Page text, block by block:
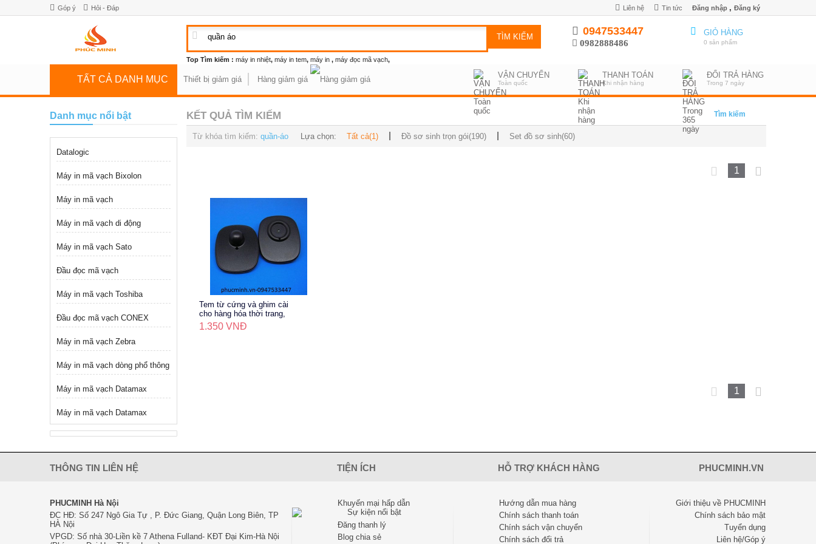
Góp ý Hỏi - Đáp Đăng nhập , Đăng ký
Tin tức
Liên hệ
Top Tìm kiếm : máy in nhiệt, máy in tem, máy in , máy đọc mã vạch,
GIỎ HÀNG
0 sản phẩm
0947533447
0982888486
TẤT CẢ DANH MỤC Thiết bị giảm giá Hàng giảm giá ĐỔI TRẢ HÀNG
Trong 7 ngày
THANH TOÁN
Khi nhận hàng
VẬN CHUYỂN
Toàn quốc
Danh mục nổi bật
Datalogic
Máy in mã vạch Bixolon
Máy in mã vạch
Máy in mã vạch di động
Máy in mã vạch Sato
Đầu đọc mã vạch
Máy in mã vạch Toshiba
Đầu đọc mã vạch CONEX
Máy in mã vạch Zebra
Máy in mã vạch dòng phổ thông
Máy in mã vạch Datamax
Máy in mã vạch Datamax
KẾT QUẢ TÌM KIẾM Tìm kiếm
Từ khóa tìm kiếm: quần-áo Lựa chọn: Tất cả(1) Đồ sơ sinh trọn gói(190) Set đồ sơ sinh(60)
1
Tem từ cứng và ghim cài
cho hàng hóa thời trang,
quần áo
1.350 VNĐ
1
THÔNG TIN LIÊN HỆ TIỆN ÍCH HỖ TRỢ KHÁCH HÀNG PHUCMINH.VN
PHUCMINH Hà Nội
ĐC HĐ: Số 247 Ngô Gia Tự , P. Đức Giang, Quận Long Biên, TP
HÀ Nội
VPGD: Số nhà 30-Liền kề 7 Athena Fulland- KĐT Đại Kim-Hà Nội
Khuyến mại hấp dẫn
Đăng thanh lý
Blog chia sẻ
Hướng dẫn mua hàng
Chính sách thanh toán
Chính sách vận chuyển
Chính sách đổi trả
Giới thiệu về PHUCMINH
Chính sách bảo mật
Tuyển dụng
Liên hệ/Góp ý